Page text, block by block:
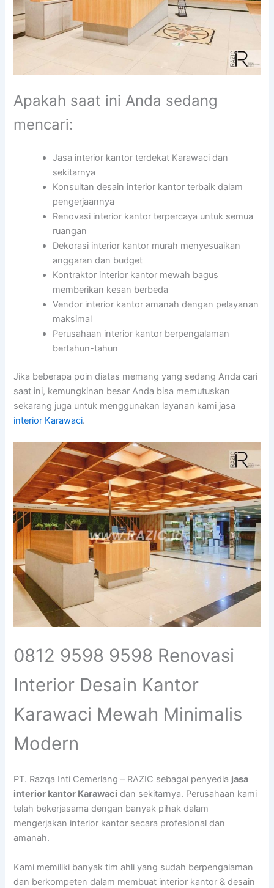
Apakah saat ini Anda sedang
mencari:
Jasa interior kantor terdekat Karawaci dan
sekitarnya
Konsultan desain interior kantor terbaik dalam
pengerjaannya
Renovasi interior kantor terpercaya untuk semua
ruangan
Dekorasi interior kantor murah menyesuaikan
anggaran dan budget
Kontraktor interior kantor mewah bagus
memberikan kesan berbeda
Vendor interior kantor amanah dengan pelayanan
maksimal
Perusahaan interior kantor berpengalaman
bertahun-tahun
Jika beberapa poin diatas memang yang sedang Anda cari
saat ini, kemungkinan besar Anda bisa memutuskan
sekarang juga untuk menggunakan layanan kami jasa
interior Karawaci.
0812 9598 9598 Renovasi
Interior Desain Kantor
Karawaci Mewah Minimalis
Modern
PT. Razqa Inti Cemerlang – RAZIC sebagai penyedia jasa
interior kantor Karawaci dan sekitarnya. Perusahaan kami
telah bekerjasama dengan banyak pihak dalam
mengerjakan interior kantor secara profesional dan
amanah.
Kami memiliki banyak tim ahli yang sudah berpengalaman
dan berkompeten dalam membuat interior kantor & desain